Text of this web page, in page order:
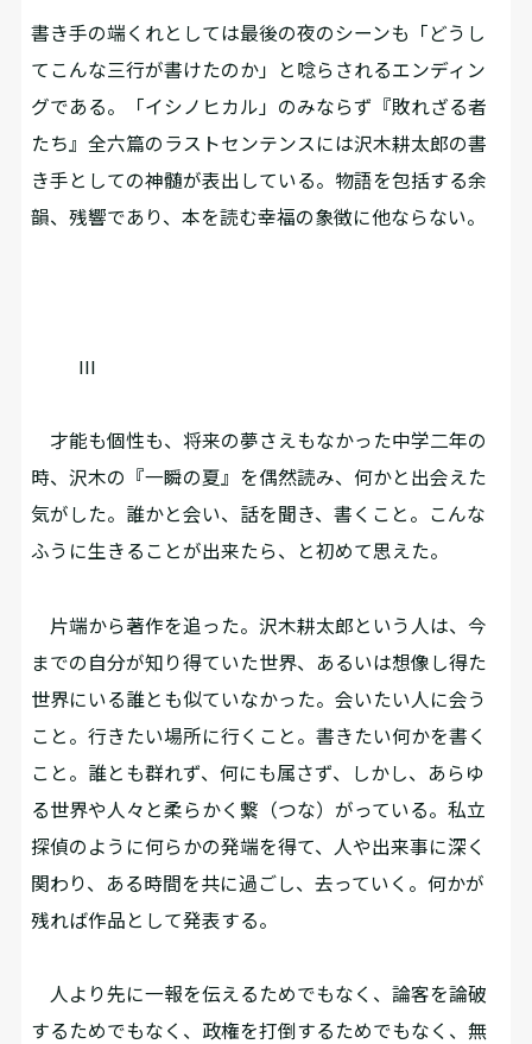
書き手の端くれとしては最後の夜のシーンも「どうし
てこんな三行が書けたのか」と唸らされるエンディン
グである。「イシノヒカル」のみならず『敗れざる者
たち』全六篇のラストセンテンスには沢木耕太郎の書
き手としての神髄が表出している。物語を包括する余
韻、残響であり、本を読む幸福の象徴に他ならない。
III
才能も個性も、将来の夢さえもなかった中学二年の
時、沢木の『一瞬の夏』を偶然読み、何かと出会えた
気がした。誰かと会い、話を聞き、書くこと。こんな
ふうに生きることが出来たら、と初めて思えた。
片端から著作を追った。沢木耕太郎という人は、今
までの自分が知り得ていた世界、あるいは想像し得た
世界にいる誰とも似ていなかった。会いたい人に会う
こと。行きたい場所に行くこと。書きたい何かを書く
こと。誰とも群れず、何にも属さず、しかし、あらゆ
る世界や人々と柔らかく繋（つな）がっている。私立
探偵のように何らかの発端を得て、人や出来事に深く
関わり、ある時間を共に過ごし、去っていく。何かが
残れば作品として発表する。
人より先に一報を伝えるためでもなく、論客を論破
するためでもなく、政権を打倒するためでもなく、無